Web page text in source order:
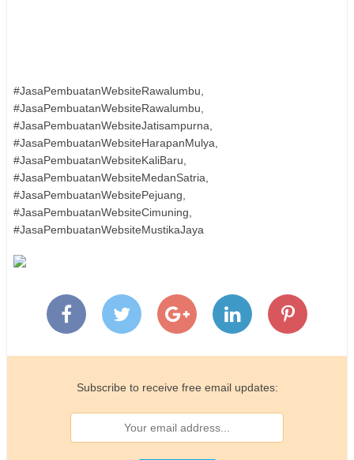
#JasaPembuatanWebsiteRawalumbu,
#JasaPembuatanWebsiteRawalumbu,
#JasaPembuatanWebsiteJatisampurna,
#JasaPembuatanWebsiteHarapanMulya,
#JasaPembuatanWebsiteKaliBaru,
#JasaPembuatanWebsiteMedanSatria,
#JasaPembuatanWebsitePejuang,
#JasaPembuatanWebsiteCimuning,
#JasaPembuatanWebsiteMustikaJaya
Subscribe to receive free email updates: